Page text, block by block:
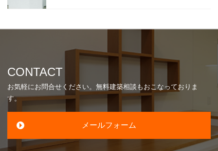
CONTACT
お気軽にお問合せください。無料建築相談もおこなっておりま
す。
メールフォーム